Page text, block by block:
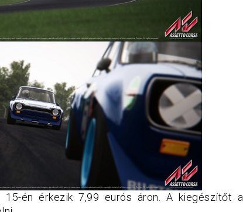
én érkezik 7,99 eurós áron. A kiegészítőt a